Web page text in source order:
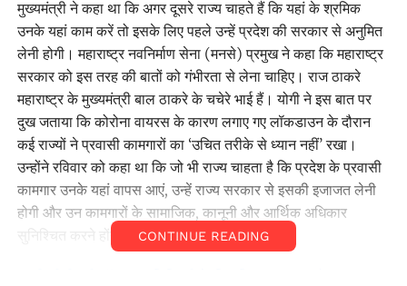
मुख्यमंत्री ने कहा था कि अगर दूसरे राज्य चाहते हैं कि यहां के श्रमिक
उनके यहां काम करें तो इसके लिए पहले उन्हें प्रदेश की सरकार से अनुमित
लेनी होगी। महाराष्ट्र नवनिर्माण सेना (मनसे) प्रमुख ने कहा कि महाराष्ट्र
सरकार को इस तरह की बातों को गंभीरता से लेना चाहिए। राज ठाकरे
महाराष्ट्र के मुख्यमंत्री बाल ठाकरे के चचेरे भाई हैं। योगी ने इस बात पर
दुख जताया कि कोरोना वायरस के कारण लगाए गए लॉकडाउन के दौरान
कई राज्यों ने प्रवासी कामगारों का ‘उचित तरीके से ध्यान नहीं’ रखा।
उन्होंने रविवार को कहा था कि जो भी राज्य चाहता है कि प्रदेश के प्रवासी
कामगार उनके यहां वापस आएं, उन्हें राज्य सरकार से इसकी इजाजत लेनी
होगी और उन कामगारों के सामाजिक, कानूनी और आर्थिक अधिकार
CONTINUE READING